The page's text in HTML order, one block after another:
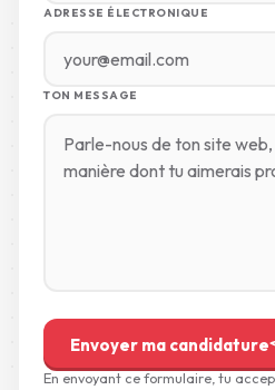
ADRESSE ÉLECTRONIQUE
TON MESSAGE
Envoyer ma candidature
En envoyant ce formulaire, tu